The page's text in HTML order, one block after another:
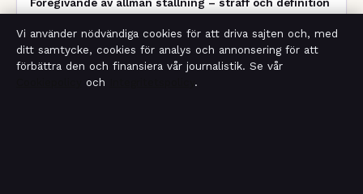
augusti 5, 2026
Vi använder nödvändiga cookies för att driva sajten och, med
ditt samtycke, cookies för analys och annonsering för att
förbättra den och finansiera vår journalistik. Se vår
och .